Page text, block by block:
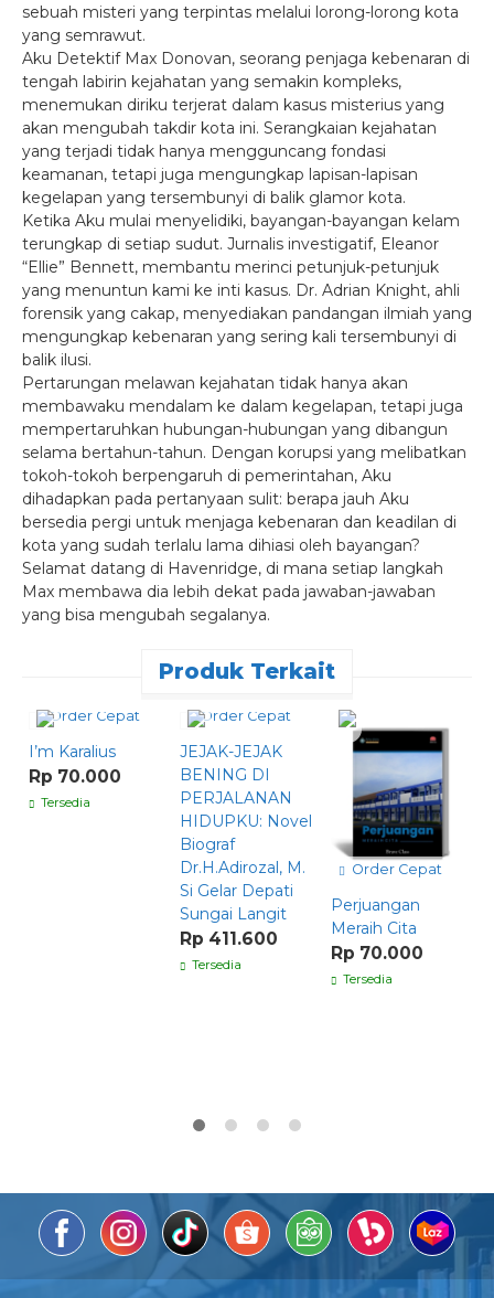
sebuah misteri yang terpintas melalui lorong-lorong kota
yang semrawut.
Aku Detektif Max Donovan, seorang penjaga kebenaran di
tengah labirin kejahatan yang semakin kompleks,
menemukan diriku terjerat dalam kasus misterius yang
akan mengubah takdir kota ini. Serangkaian kejahatan
yang terjadi tidak hanya mengguncang fondasi
keamanan, tetapi juga mengungkap lapisan-lapisan
kegelapan yang tersembunyi di balik glamor kota.
Ketika Aku mulai menyelidiki, bayangan-bayangan kelam
terungkap di setiap sudut. Jurnalis investigatif, Eleanor
“Ellie” Bennett, membantu merinci petunjuk-petunjuk
yang menuntun kami ke inti kasus. Dr. Adrian Knight, ahli
forensik yang cakap, menyediakan pandangan ilmiah yang
mengungkap kebenaran yang sering kali tersembunyi di
balik ilusi.
Pertarungan melawan kejahatan tidak hanya akan
membawaku mendalam ke dalam kegelapan, tetapi juga
mempertaruhkan hubungan-hubungan yang dibangun
selama bertahun-tahun. Dengan korupsi yang melibatkan
tokoh-tokoh berpengaruh di pemerintahan, Aku
dihadapkan pada pertanyaan sulit: berapa jauh Aku
bersedia pergi untuk menjaga kebenaran dan keadilan di
kota yang sudah terlalu lama dihiasi oleh bayangan?
Selamat datang di Havenridge, di mana setiap langkah
Max membawa dia lebih dekat pada jawaban-jawaban
yang bisa mengubah segalanya.
Produk Terkait
Order Cepat
I’m Karalius
Rp 70.000
Tersedia
Order Cepat
JEJAK-JEJAK
BENING DI
PERJALANAN
HIDUPKU: Novel
Biograf
Dr.H.Adirozal, M.
Si Gelar Depati
Sungai Langit
Rp 411.600
Tersedia
Order Cepat
Perjuangan
Meraih Cita
Rp 70.000
Tersedia